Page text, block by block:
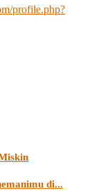
profile.php?
di...